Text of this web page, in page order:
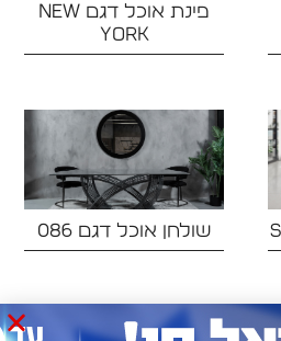
פינת אוכל דגם NEW
YORK‏
שולחן אוכל דגם 086